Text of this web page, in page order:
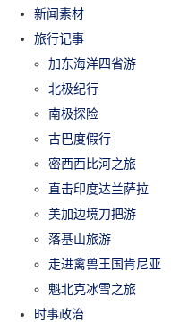
新闻素材
旅行记事
加东海洋四省游
北极纪行
南极探险
古巴度假行
密西西比河之旅
直击印度达兰萨拉
美加边境刀把游
落基山旅游
走进禽兽王国肯尼亚
魁北克冰雪之旅
时事政治